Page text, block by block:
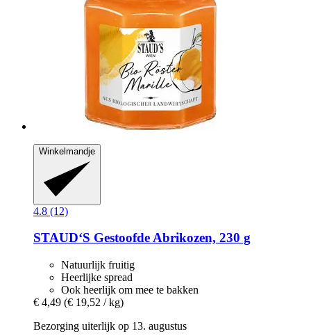
Winkelmandje
4.8 (12)
STAUD‘S Gestoofde Abrikozen, 230 g
Natuurlijk fruitig
Heerlijke spread
Ook heerlijk om mee te bakken
€ 4,49 (€ 19,52 / kg)
Bezorging uiterlijk op 13. augustus